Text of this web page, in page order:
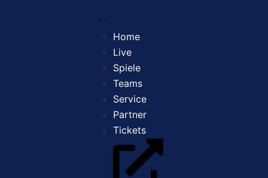
Home
Live
Spiele
Teams
Service
Partner
Tickets